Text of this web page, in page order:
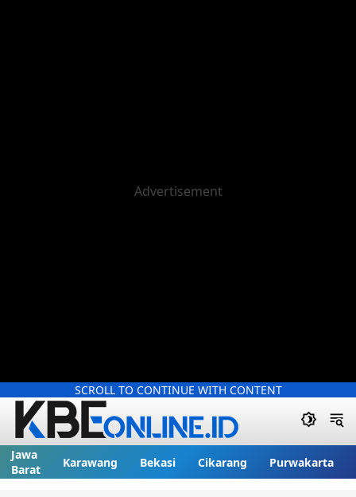
SCROLL TO CONTINUE WITH CONTENT
Jawa
Barat
Karawang Bekasi Cikarang Purwakarta